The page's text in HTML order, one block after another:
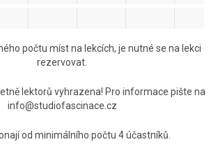
počtu míst na lekcích, je nutné se na lekci
rezervovat.
lektorů vyhrazena! Pro informace pište na
info@studiofascinace.cz
od minimálního počtu 4 účastníků.